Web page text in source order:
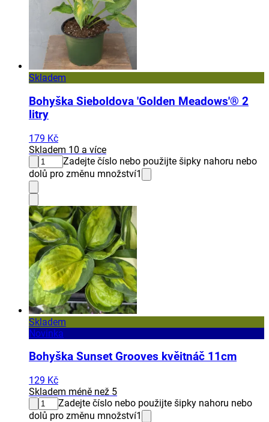
Skladem
Bohyška Sieboldova 'Golden Meadows'® 2
litry
179 Kč
Skladem 10 a více
Zadejte číslo nebo použijte šipky nahoru nebo
dolů pro změnu množství1
Skladem
Novinka
Bohyška Sunset Grooves kvěitnáč 11cm
129 Kč
Skladem méně než 5
Zadejte číslo nebo použijte šipky nahoru nebo
dolů pro změnu množství1